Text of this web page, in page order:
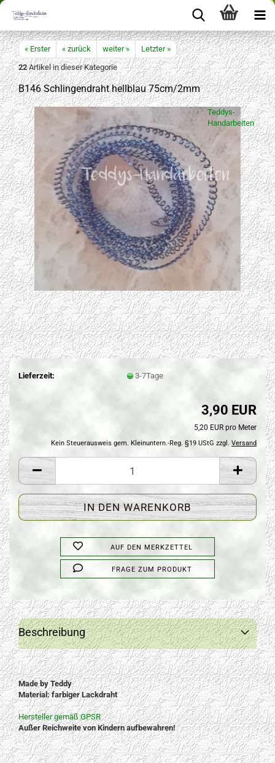
« Erster « zurück weiter »
Letzter »
22Artikel in dieser Kategorie
B146 Schlingendraht hellblau 75cm/2mm
Teddys-
Handarbeiten
Lieferzeit: 3-7Tage
3,90 EUR
5,20 EUR pro Meter
Kein Steuerausweis gem. Kleinuntern.-Reg. §19 UStG zzgl. Versand
AUF DEN MERKZETTEL
FRAGE ZUM PRODUKT
Beschreibung
Made by Teddy
Material: farbiger Lackdraht
Hersteller gemäß GPSR
Außer Reichweite von Kindern aufbewahren!